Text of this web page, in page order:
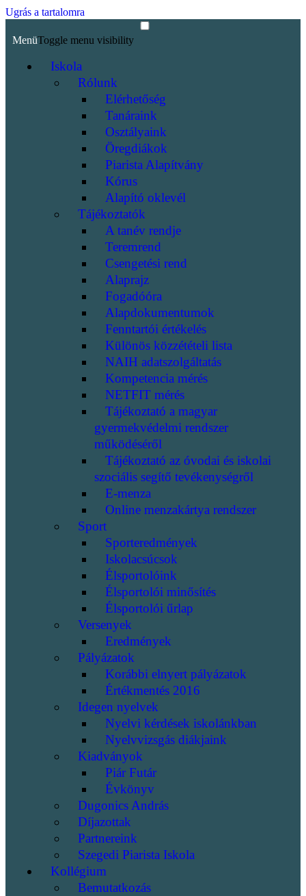
Ugrás a tartalomra
MenüToggle menu visibility
Iskola
Rólunk
Elérhetőség
Tanáraink
Osztályaink
Öregdiákok
Piarista Alapítvány
Kórus
Alapító oklevél
Tájékoztatók
A tanév rendje
Teremrend
Csengetési rend
Alaprajz
Fogadóóra
Alapdokumentumok
Fenntartói értékelés
Különös közzétételi lista
NAIH adatszolgáltatás
Kompetencia mérés
NETFIT mérés
Tájékoztató a magyar
gyermekvédelmi rendszer
működéséről
Tájékoztató az óvodai és iskolai
szociális segítő tevékenységről
E-menza
Online menzakártya rendszer
Sport
Sporteredmények
Iskolacsúcsok
Élsportolóink
Élsportolói minősítés
Élsportolói űrlap
Versenyek
Eredmények
Pályázatok
Korábbi elnyert pályázatok
Értékmentés 2016
Idegen nyelvek
Nyelvi kérdések iskolánkban
Nyelvvizsgás diákjaink
Kiadványok
Piár Futár
Évkönyv
Dugonics András
Díjazottak
Partnereink
Szegedi Piarista Iskola
Kollégium
Bemutatkozás